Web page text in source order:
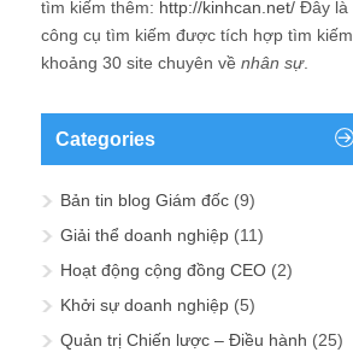
tìm kiếm thêm: http://kinhcan.net/ Đây là
công cụ tìm kiếm được tích hợp tìm kiếm
khoảng 30 site chuyên về nhân sự.
Categories
Bản tin blog Giám đốc (9)
Giải thể doanh nghiệp (11)
Hoạt động cộng đồng CEO (2)
Khởi sự doanh nghiệp (5)
Quản trị Chiến lược – Điều hành (25)